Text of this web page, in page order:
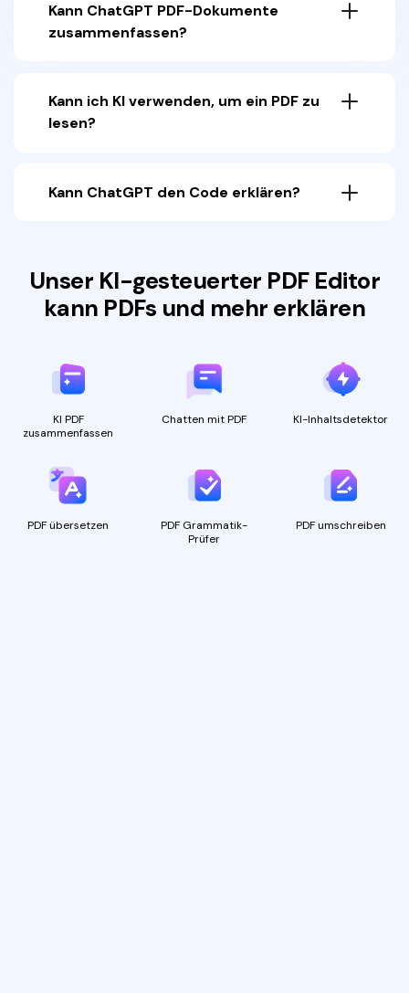
Kann ChatGPT PDF-Dokumente
zusammenfassen?
Kann ich KI verwenden, um ein PDF zu
lesen?
Kann ChatGPT den Code erklären?
Unser KI-gesteuerter PDF Editor
kann PDFs und mehr erklären
KI PDF
zusammenfassen
Chatten mit PDF KI-Inhaltsdetektor
PDF übersetzen
PDF Grammatik-
Prüfer
PDF umschreiben